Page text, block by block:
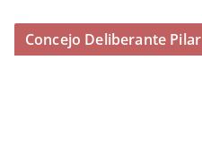
Concejo Deliberante Pilar